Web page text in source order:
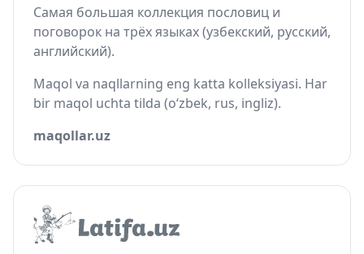
Самая большая коллекция пословиц и
поговорок на трёх языках (узбекский, русский,
английский).
Maqol va naqllarning eng katta kolleksiyasi. Har
bir maqol uchta tilda (o‘zbek, rus, ingliz).
maqollar.uz